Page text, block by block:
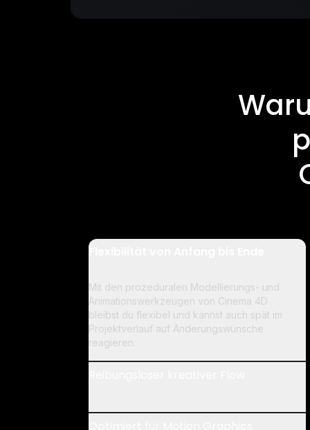
Mit den prozeduralen Modellierungs- und
Animationswerkzeugen von Cinema 4D
bleibst du flexibel und kannst auch spät im
Projektverlauf auf Änderungswünsche
reagieren.